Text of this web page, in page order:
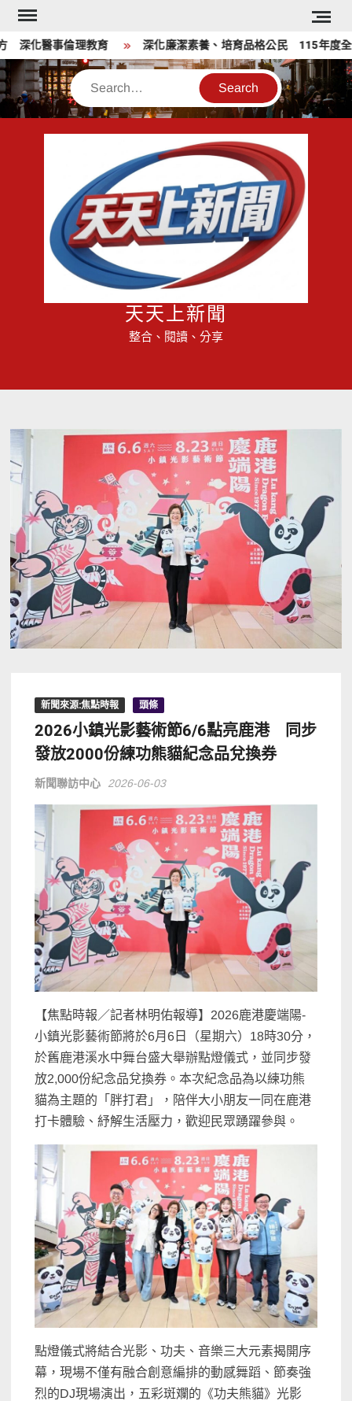
Skip
content
化醫事倫理教育 深化廉潔素養、培育品格公民 115年度全國
Search
天天上新聞
整合、閱讀、分享
新聞來源:焦點時報 頭條
2026小鎮光影藝術節6/6點亮鹿港 同步
發放2000份練功熊貓紀念品兌換券
新聞聯訪中心 2026-06-03
【焦點時報／記者林明佑報導】2026鹿港慶端陽-
小鎮光影藝術節將於6月6日（星期六）18時30分，
於舊鹿港溪水中舞台盛大舉辦點燈儀式，並同步發
放2,000份紀念品兌換券。本次紀念品為以練功熊
貓為主題的「胖打君」，陪伴大小朋友一同在鹿港
打卡體驗、紓解生活壓力，歡迎民眾踴躍參與。
點燈儀式將結合光影、功夫、音樂三大元素揭開序
幕，現場不僅有融合創意編排的動感舞蹈、節奏強
烈的DJ現場演出，五彩斑斕的《功夫熊貓》光影